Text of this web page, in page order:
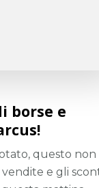
borse e
questo non
e gli